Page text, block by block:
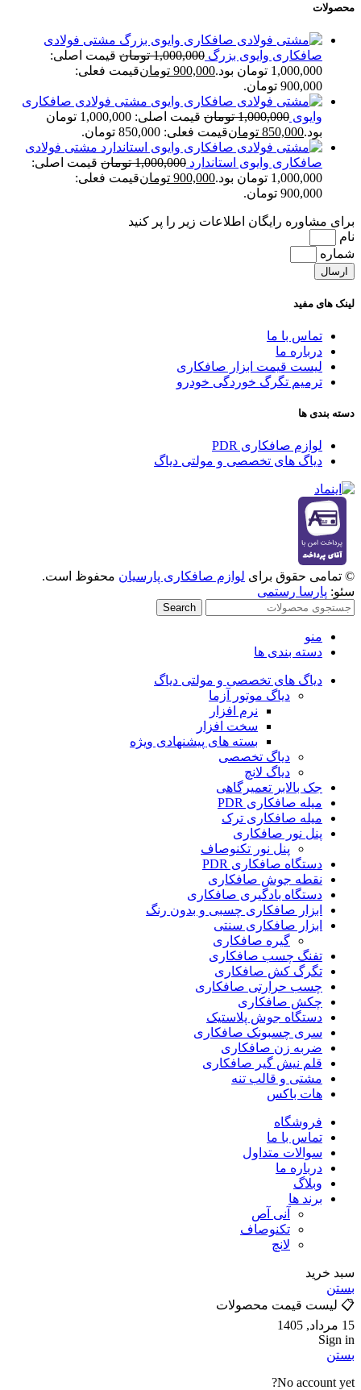
محصولات
مشتی فولادی
صافکاری وایوی بزرگ 1,000,000 تومان قیمت اصلی:
1,000,000 تومان بود.
900,000 تومانقیمت فعلی:
900,000 تومان.
مشتی فولادی صافکاری
وایوی 1,000,000 تومان
قیمت اصلی: 1,000,000 تومان
بود.850,000 تومانقیمت فعلی: 850,000 تومان.
مشتی فولادی
صافکاری وایوی استاندارد 1,000,000 تومان قیمت اصلی:
1,000,000 تومان بود.
900,000 تومانقیمت فعلی:
900,000 تومان.
برای مشاوره رایگان اطلاعات زیر را پر کنید
نام
شماره
ارسال
لینک های مفید
تماس با ما
درباره ما
لیست قیمت ابزار صافکاری
ترمیم تگرگ خوردگی خودرو
دسته بندی ها
لوازم صافکاری PDR
دیاگ های تخصصی و مولتی دیاگ
© تمامی حقوق برای لوازم صافکاری پارسیان محفوظ است.
سئو: پارسا رستمی
Search
منو
دسته بندی ها
دیاگ های تخصصی و مولتی دیاگ
دیاگ موتور آزما
نرم افزار
سخت افزار
بسته های پیشنهادی ویژه
دیاگ تخصصی
دیاگ لانچ
جک بالابر تعمیرگاهی
میله صافکاری PDR
میله صافکاری ترک
پنل نور صافکاری
پنل نور تکنوصاف
دستگاه صافکاری PDR
نقطه جوش صافکاری
دستگاه بادگیری صافکاری
ابزار صافکاری چسبی و بدون رنگ
ابزار صافکاری سنتی
گیره صافکاری
تفنگ چسب صافکاری
تگرگ کش صافکاری
چسب حرارتی صافکاری
چکش صافکاری
دستگاه جوش پلاستیک
سری چسبونک صافکاری
ضربه زن صافکاری
قلم نیش گیر صافکاری
مشتی و قالب تنه
هات باکس
فروشگاه
تماس با ما
سوالات متداول
درباره ما
وبلاگ
برند ها
آنی آص
تکنوصاف
لانچ
سبد خرید
بستن
📋 لیست قیمت محصولات
15 مرداد, 1405
Sign in
بستن
No account yet?